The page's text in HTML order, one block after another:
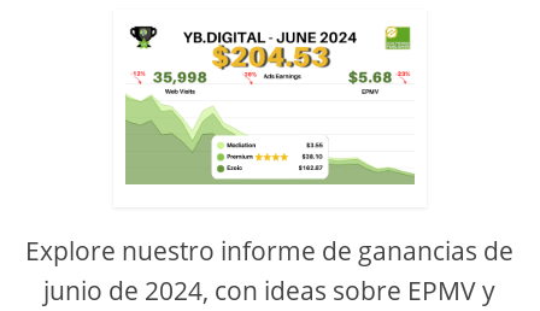
Explore nuestro informe de ganancias de
junio de 2024, con ideas sobre EPMV y